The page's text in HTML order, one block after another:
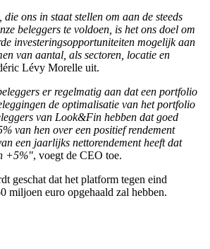
die ons in staat stellen om aan de steeds
beleggers te voldoen, is het ons doel om
investeringsopportuniteiten mogelijk aan
van aantal, als sectoren, locatie en
Lévy Morelle uit.
er regelmatig aan dat een portfolio
de optimalisatie van het portfolio
van Look&Fin hebben dat goed
van hen over een positief rendement
een jaarlijks nettorendement heeft dat
+5%", voegt de CEO toe.
geschat dat het platform tegen eind
miljoen euro opgehaald zal hebben.